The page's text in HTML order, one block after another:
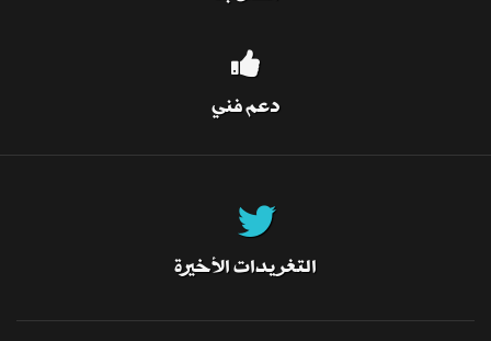
دعم فني
التغريدات الأخيرة